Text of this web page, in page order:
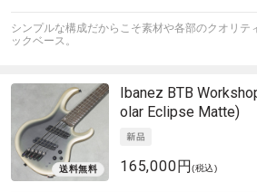
シンプルな構成だからこそ素材や各部のクオリテ
ックベース。
Ibanez BTB
olar Eclipse Matte)
165,000円(税込)